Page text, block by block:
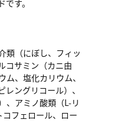
す。
類（にぼし、フィッ
コサミン（カニ由
、塩化カリウム、
ングリコール）、
、アミノ酸類（L-リ
フェロール、ロー